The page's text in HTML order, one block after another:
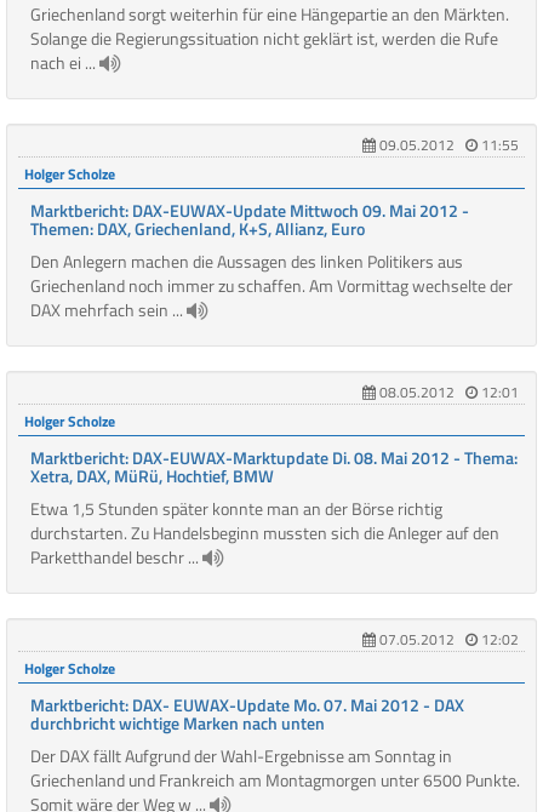
Griechenland sorgt weiterhin für eine Hängepartie an den Märkten.
Solange die Regierungssituation nicht geklärt ist, werden die Rufe
nach ei ...
09.05.2012
11:55
Holger Scholze
Marktbericht: DAX-EUWAX-Update Mittwoch 09. Mai 2012 -
Themen: DAX, Griechenland, K+S, Allianz, Euro
Den Anlegern machen die Aussagen des linken Politikers aus
Griechenland noch immer zu schaffen. Am Vormittag wechselte der
DAX mehrfach sein ...
08.05.2012
12:01
Holger Scholze
Marktbericht: DAX-EUWAX-Marktupdate Di. 08. Mai 2012 - Thema:
Xetra, DAX, MüRü, Hochtief, BMW
Etwa 1,5 Stunden später konnte man an der Börse richtig
durchstarten. Zu Handelsbeginn mussten sich die Anleger auf den
Parketthandel beschr ...
07.05.2012
12:02
Holger Scholze
Marktbericht: DAX- EUWAX-Update Mo. 07. Mai 2012 - DAX
durchbricht wichtige Marken nach unten
Der DAX fällt Aufgrund der Wahl-Ergebnisse am Sonntag in
Griechenland und Frankreich am Montagmorgen unter 6500 Punkte.
Somit wäre der Weg w ...